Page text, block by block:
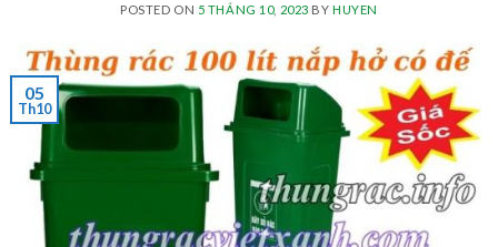
POSTED ON 5 THÁNG 10, 2023 BY HUYEN
05
Th10